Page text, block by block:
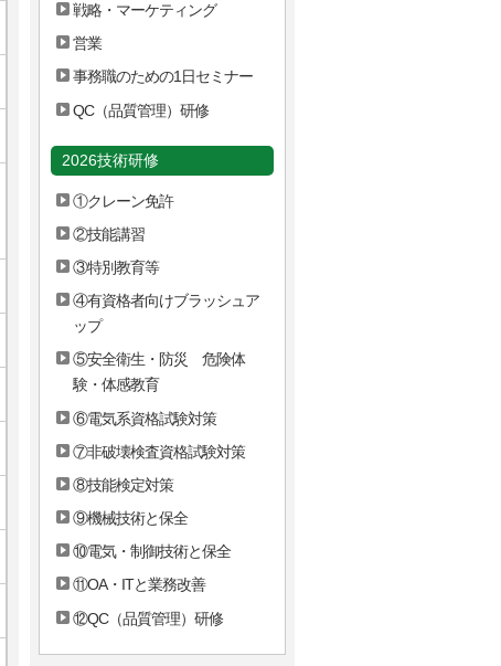
戦略・マーケティング
営業
事務職のための1日セミナー
QC（品質管理）研修
2026技術研修
①クレーン免許
②技能講習
③特別教育等
④有資格者向けブラッシュア
ップ
⑤安全衛生・防災 危険体
験・体感教育
⑥電気系資格試験対策
⑦非破壊検査資格試験対策
⑧技能検定対策
⑨機械技術と保全
⑩電気・制御技術と保全
⑪OA・ITと業務改善
⑫QC（品質管理）研修